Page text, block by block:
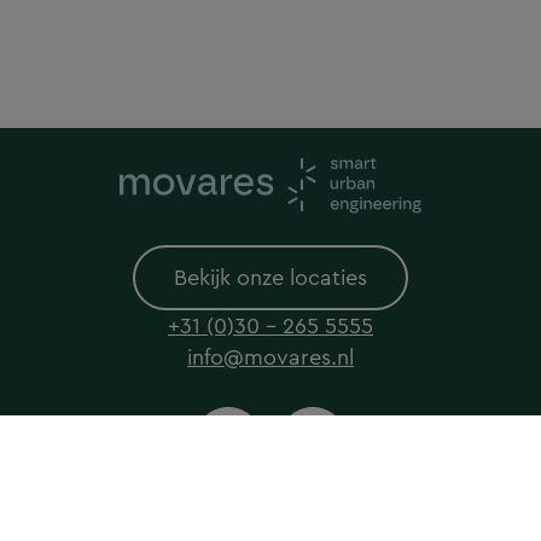
Bekijk onze locaties
+31 (0)30 - 265 5555
info@movares.nl